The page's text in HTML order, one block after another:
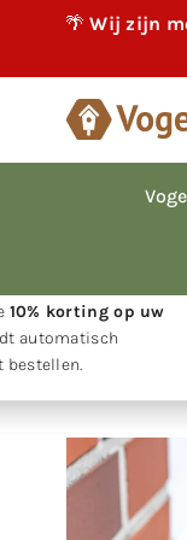
🌴Wij zijn
gewoon
bestellingen worden
10% korting op uw
automatisch
bestellen.
📍
Balkon